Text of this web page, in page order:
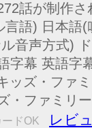
話が制作
言語) 日本語
音声方式)
字幕 英語字
ッズ・ファ
・ファミリ
ドOK レビ